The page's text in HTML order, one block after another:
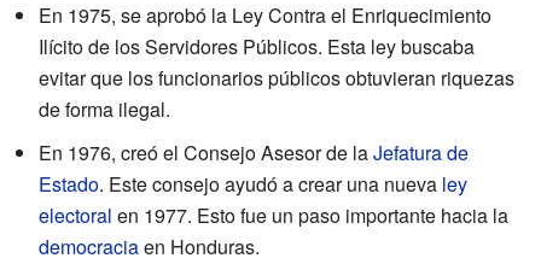
En 1975, se aprobó la Ley Contra el Enriquecimiento
Ilícito de los Servidores Públicos. Esta ley buscaba
evitar que los funcionarios públicos obtuvieran riquezas
de forma ilegal.
En 1976, creó el Consejo Asesor de laJefatura de
Estado. Este consejo ayudó a crear una nueva ley
electoral en 1977. Esto fue un paso importante hacia la
democraciaen Honduras.